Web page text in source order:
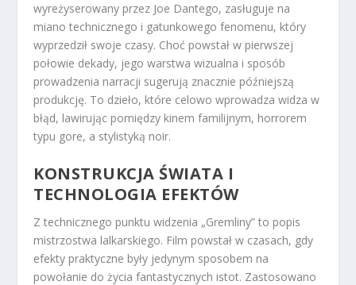
wyreżyserowany przez Joe Dantego, zasługuje na
miano technicznego i gatunkowego fenomenu, który
wyprzedził swoje czasy. Choć powstał w pierwszej
połowie dekady, jego warstwa wizualna i sposób
prowadzenia narracji sugerują znacznie późniejszą
produkcję. To dzieło, które celowo wprowadza widza w
błąd, lawirując pomiędzy kinem familijnym, horrorem
typu gore, a stylistyką noir.
KONSTRUKCJA ŚWIATA I
TECHNOLOGIA EFEKTÓW
Z technicznego punktu widzenia „Gremliny” to popis
mistrzostwa lalkarskiego. Film powstał w czasach, gdy
efekty praktyczne były jedynym sposobem na
powołanie do życia fantastycznych istot. Zastosowano